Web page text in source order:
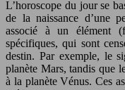
L’horoscope du jour se
de la naissance d’une
associé à un élément
spécifiques, qui sont
destin. Par exemple, le
planète Mars, tandis que
à la planète Vénus. Ces